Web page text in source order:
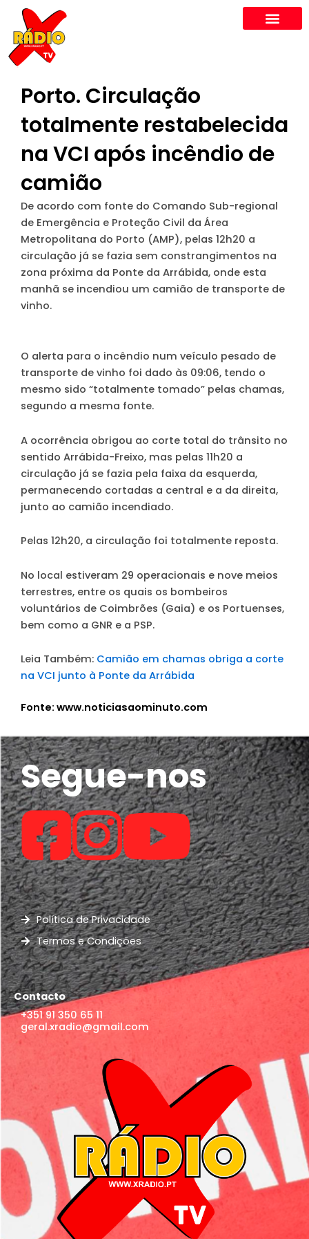
content
Porto. Circulação
totalmente restabelecida
na VCI após incêndio de
camião
De acordo com fonte do Comando Sub-regional
de Emergência e Proteção Civil da Área
Metropolitana do Porto (AMP), pelas 12h20 a
circulação já se fazia sem constrangimentos na
zona próxima da Ponte da Arrábida, onde esta
manhã se incendiou um camião de transporte de
vinho.
O alerta para o incêndio num veículo pesado de
transporte de vinho foi dado às 09:06, tendo o
mesmo sido “totalmente tomado” pelas chamas,
segundo a mesma fonte.
A ocorrência obrigou ao corte total do trânsito no
sentido Arrábida-Freixo, mas pelas 11h20 a
circulação já se fazia pela faixa da esquerda,
permanecendo cortadas a central e a da direita,
junto ao camião incendiado.
Pelas 12h20, a circulação foi totalmente reposta.
No local estiveram 29 operacionais e nove meios
terrestres, entre os quais os bombeiros
voluntários de Coimbrões (Gaia) e os Portuenses,
bem como a GNR e a PSP.
Leia Também: Camião em chamas obriga a corte
na VCI junto à Ponte da Arrábida
Fonte: www.noticiasaominuto.com
Segue-nos
Política de Privacidade
Termos e Condições
Contacto
+351 91 350 65 11
geral.xradio@gmail.com